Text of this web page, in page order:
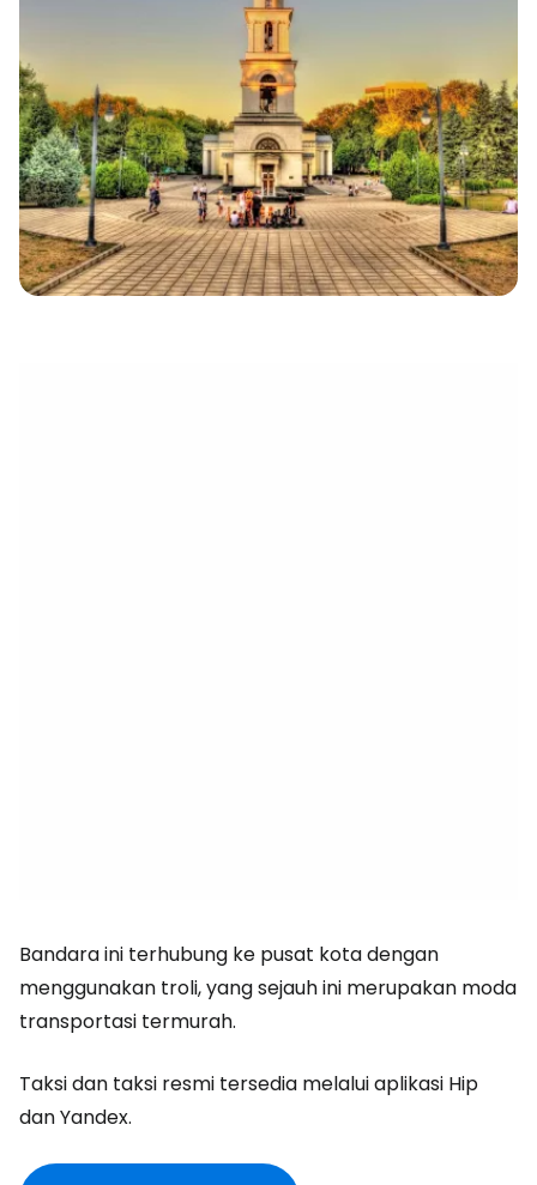
Bandara ini terhubung ke pusat kota dengan
menggunakan troli, yang sejauh ini merupakan moda
transportasi termurah.
Taksi dan taksi resmi tersedia melalui aplikasi Hip
dan Yandex.